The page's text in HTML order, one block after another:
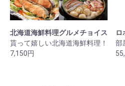
北海道海鮮料理グルメチョイス
貰って嬉しい北海道海鮮料理！
7,150円
ロ
部